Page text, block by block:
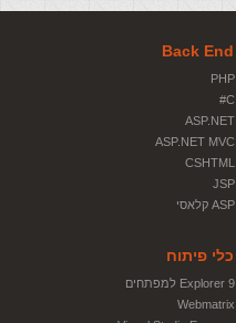
Back End
PHP
C#
ASP.NET
ASP.NET MVC
CSHTML
JSP
ASP קלאסי
כלי פיתוח
Explorer 9 למפתחים
Webmatrix